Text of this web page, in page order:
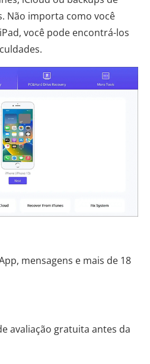
Não importa como você
você pode encontrá-los
mensagens e mais de 18
avaliação gratuita antes da